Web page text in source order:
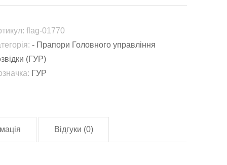
flag-01770
- Прапори Головного управління
(ГУР)
ГУР
Відгуки (0)